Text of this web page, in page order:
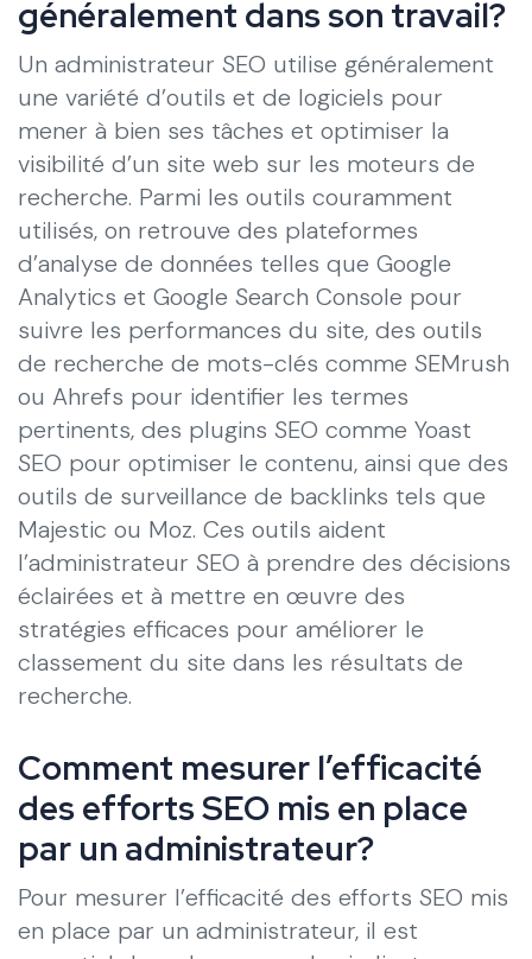
généralement dans son travail?
Un administrateur SEO utilise généralement
une variété d’outils et de logiciels pour
mener à bien ses tâches et optimiser la
visibilité d’un site web sur les moteurs de
recherche. Parmi les outils couramment
utilisés, on retrouve des plateformes
d’analyse de données telles que Google
Analytics et Google Search Console pour
suivre les performances du site, des outils
de recherche de mots-clés comme SEMrush
ou Ahrefs pour identifier les termes
pertinents, des plugins SEO comme Yoast
SEO pour optimiser le contenu, ainsi que des
outils de surveillance de backlinks tels que
Majestic ou Moz. Ces outils aident
l’administrateur SEO à prendre des décisions
éclairées et à mettre en œuvre des
stratégies efficaces pour améliorer le
classement du site dans les résultats de
recherche.
Comment mesurer l’efficacité
des efforts SEO mis en place
par un administrateur?
Pour mesurer l’efficacité des efforts SEO mis
en place par un administrateur, il est